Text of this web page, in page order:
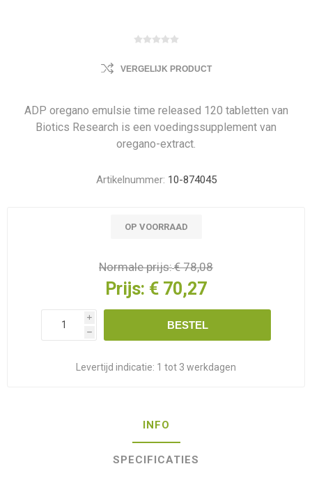
VERGELIJK PRODUCT
ADP oregano emulsie time released 120 tabletten van
Biotics Research is een voedingssupplement van
oregano-extract.
Artikelnummer: 10-874045
OP VOORRAAD
Normale prijs:€ 78,08
Prijs: € 70,27
i
h
BESTEL
Levertijd indicatie: 1 tot 3 werkdagen
INFO
SPECIFICATIES